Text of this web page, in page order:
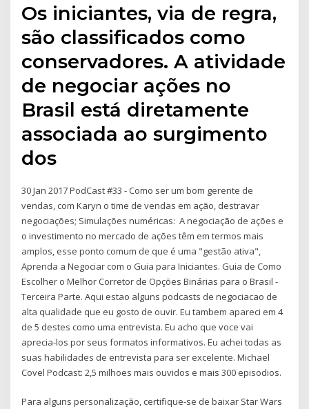
Os iniciantes, via de regra,
são classificados como
conservadores. A atividade
de negociar ações no
Brasil está diretamente
associada ao surgimento
dos
30 Jan 2017 PodCast #33 - Como ser um bom gerente de
vendas, com Karyn o time de vendas em ação, destravar
negociações; Simulações numéricas: A negociação de ações e
o investimento no mercado de ações têm em termos mais
amplos, esse ponto comum de que é uma "gestão ativa",
Aprenda a Negociar com o Guia para Iniciantes. Guia de Como
Escolher o Melhor Corretor de Opções Binárias para o Brasil -
Terceira Parte. Aqui estao alguns podcasts de negociacao de
alta qualidade que eu gosto de ouvir. Eu tambem apareci em 4
de 5 destes como uma entrevista. Eu acho que voce vai
aprecia-los por seus formatos informativos. Eu achei todas as
suas habilidades de entrevista para ser excelente. Michael
Covel Podcast: 2,5 milhoes mais ouvidos e mais 300 episodios.
Para alguns personalização, certifique-se de baixar Star Wars